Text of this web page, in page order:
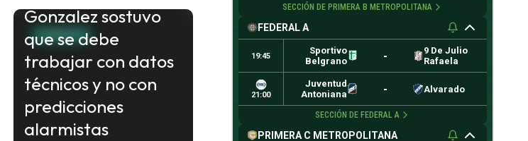
FORMOSA
Gonzalez sostuvo
que se debe
trabajar con datos
técnicos y no con
predicciones
alarmistas